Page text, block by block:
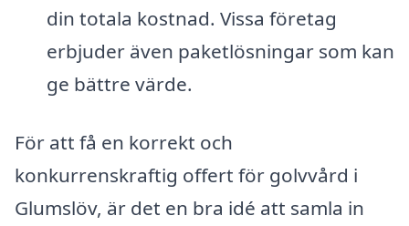
din totala kostnad. Vissa företag
erbjuder även paketlösningar som kan
ge bättre värde.
För att få en korrekt och
konkurrenskraftig offert för golvvård i
Glumslöv, är det en bra idé att samla in